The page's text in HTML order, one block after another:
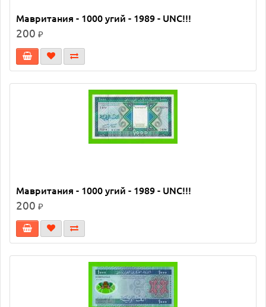
Мавритания - 1000 угий - 1989 - UNC!!!
200 ₽
Мавритания - 1000 угий - 1989 - UNC!!!
200 ₽